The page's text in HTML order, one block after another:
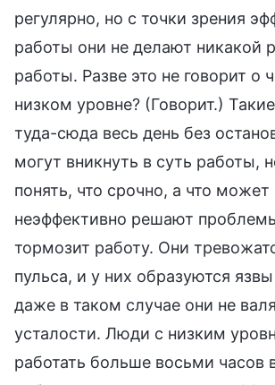
регулярно, но с точки зрения
работы они не делают никакой
работы. Разве это не говорит о
низком уровне? (Говорит.)
туда-сюда весь день без
могут вникнуть в суть работы,
понять, что срочно, а что
неэффективно решают
тормозит работу. Они
пульса, и у них образуются
даже в таком случае они не
усталости. Люди с низким
работать больше восьми часов